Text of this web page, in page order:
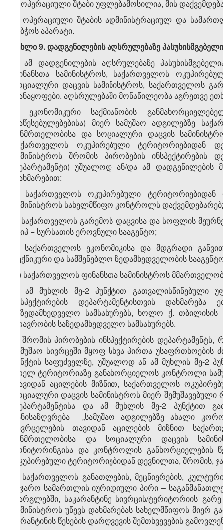
4. ოპერაციული შტაბი უფლებამოსილია, მის
5. ოპერაციული შტაბის ადმინისტრაციულ და
საბჭოს აპარატი.
მუხლი 9. დადგენილების აღსრულებაზე
1. ამ დადგენილების აღსრულებაზე
ფინანსთა სამინისტროს, საქართველოს
სოციალური დაცვის სამინისტროს, საქართველოს
დანაყოფები. აღსრულებაში მონაწილეობა აგრეთვე
2. ეკონომიკური საქმიანობის
დაწესებულებებისა) მიერ სამუშაო ადგილებზე
ჯანმრთელობისა და სოციალური დაცვის
საქართველოს ოკუპირებული
სამინისტროს შრომის პირობების ინსპექტირების
დეპარტამენტი) უშუალოდ ან/და ამ დადგენილების
დახმარებით:
ა) საქართველოს ოკუპირებული
სამინისტროს სახელმწიფო კონტროლს
ბ) საქართველოს გარემოს დაცვისა და სოფლის
სსიპ − სურსათის ეროვნული სააგენტო;
გ) საქართველოს ეკონომიკისა და მდგრადი
ტექნიკური და სამშენებლო ზედამხედველობის
დ) საქართველოს ფინანსთა სამინისტროს
3. ამ მუხლის მე-2 პუნქტით გათვალისწინებული
ინსპექტირების დეპარტამენტისთვის
საზედამხედველო სამსახურებს, ხოლო ქ. თბილისის
მთავრობის საზედამხედველო სამსახურებს.
4. შრომის პირობების ინსპექტირების
სამუშაო სივრცეში მყოფ სხვა პირთა
პუნქტის საფუძველზე, უშუალოდ ან ამ მუხლის მე-2
მთელ ტერიტორიაზე განახორციელოს კონტროლი
თავიდან აცილების მიზნით, საქართველოს
სოციალური დაცვის სამინისტროს მიერ
დეპარტამენტისა და ამ მუხლის მე-2 პუნქტით
განისაზღვრება „სამუშაო ადგილებზე ახალი
გავრცელების თავიდან აცილების მიზნით
ჯანმრთელობისა და სოციალური დაცვის
მონიტორინგისა და კონტროლის განხორციელების
ოკუპირებული ტერიტორიებიდან დევნილთა, შრომის,
5. საქართველოს განათლების, მეცნიერების,
საჯარო სამართლის იურიდიული პირი –
ფარგლებში, საკარანტინე სივრცის/ტერიტორიის
სამინისტროს უწევს დახმარებას სახელმწიფოს
კარანტინის წესების დარღვევის შემთხვევების